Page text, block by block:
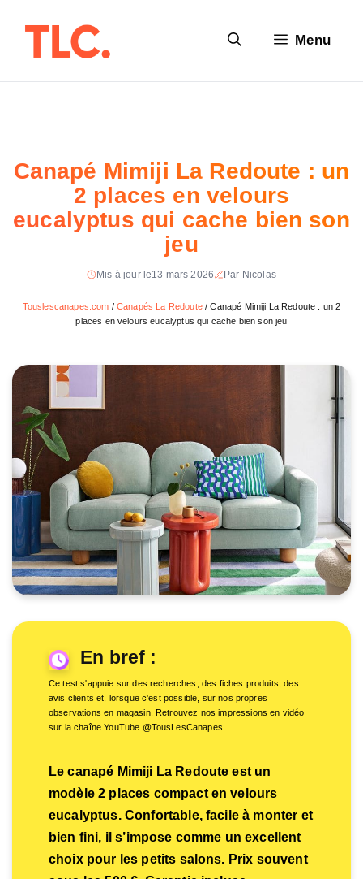
Menu
Canapé Mimiji La Redoute : un
2 places en velours
eucalyptus qui cache bien son
jeu
Mis à jour le13 mars 2026 Par Nicolas
Touslescanapes.com /Canapés La Redoute/Canapé Mimiji La Redoute : un 2
places en velours eucalyptus qui cache bien son jeu
En bref :
Ce test s'appuie sur des recherches, des fiches produits, des
avis clients et, lorsque c'est possible, sur nos propres
observations en magasin. Retrouvez nos impressions en vidéo
sur la chaîne YouTube @TousLesCanapes
Le canapé Mimiji La Redoute est un
modèle 2 places compact en velours
eucalyptus. Confortable, facile à monter et
bien fini, il s’impose comme un excellent
choix pour les petits salons. Prix souvent